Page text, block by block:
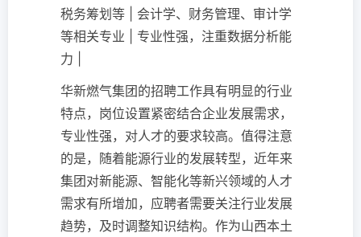
税务筹划等 | 会计学、财务管理、审计学
等相关专业 | 专业性强，注重数据分析能
力 |
华新燃气集团的招聘工作具有明显的行业
特点，岗位设置紧密结合企业发展需求，
专业性强，对人才的要求较高。值得注意
的是，随着能源行业的发展转型，近年来
集团对新能源、智能化等新兴领域的人才
需求有所增加，应聘者需要关注行业发展
趋势，及时调整知识结构。作为山西本土